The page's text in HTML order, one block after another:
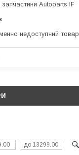
запчастини Autoparts IF
недоступний товар